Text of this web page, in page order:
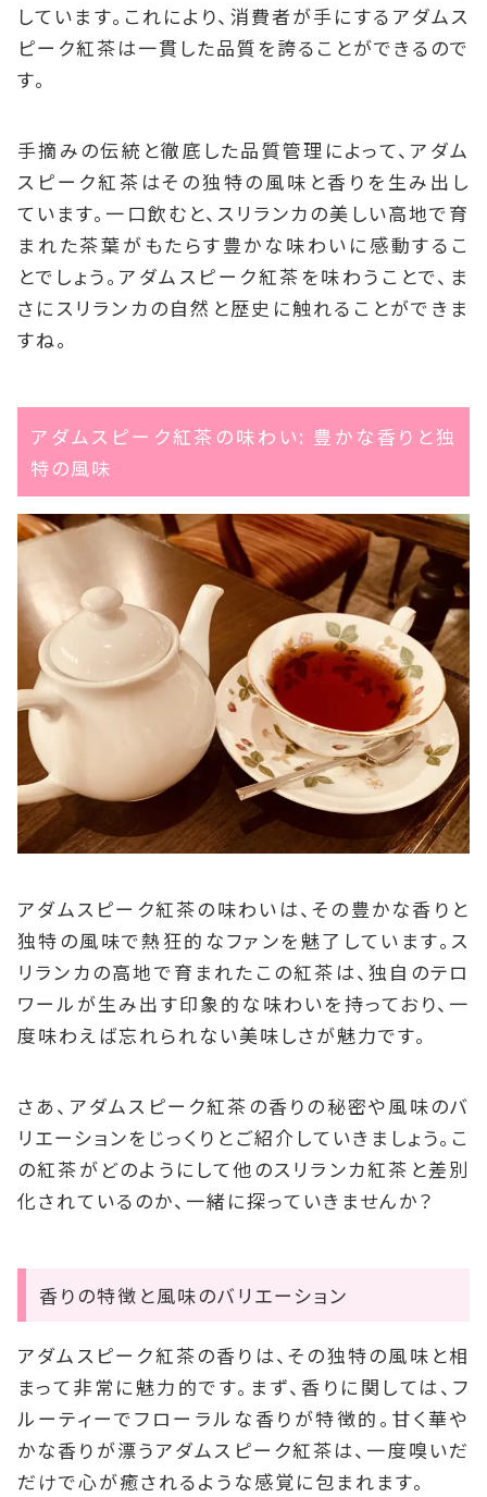
しています。これにより、消費者が手にするアダムス
ピーク紅茶は一貫した品質を誇ることができるので
す。
手摘みの伝統と徹底した品質管理によって、アダム
スピーク紅茶はその独特の風味と香りを生み出し
ています。一口飲むと、スリランカの美しい高地で育
まれた茶葉がもたらす豊かな味わいに感動するこ
とでしょう。アダムスピーク紅茶を味わうことで、ま
さにスリランカの自然と歴史に触れることができま
すね。
アダムスピーク紅茶の味わい: 豊かな香りと独
特の風味
アダムスピーク紅茶の味わいは、その豊かな香りと
独特の風味で熱狂的なファンを魅了しています。ス
リランカの高地で育まれたこの紅茶は、独自のテロ
ワールが生み出す印象的な味わいを持っており、一
度味わえば忘れられない美味しさが魅力です。
さあ、アダムスピーク紅茶の香りの秘密や風味のバ
リエーションをじっくりとご紹介していきましょう。こ
の紅茶がどのようにして他のスリランカ紅茶と差別
化されているのか、一緒に探っていきませんか？
香りの特徴と風味のバリエーション
アダムスピーク紅茶の香りは、その独特の風味と相
まって非常に魅力的です。まず、香りに関しては、フ
ルーティーでフローラルな香りが特徴的。甘く華や
かな香りが漂うアダムスピーク紅茶は、一度嗅いだ
だけで心が癒されるような感覚に包まれます。